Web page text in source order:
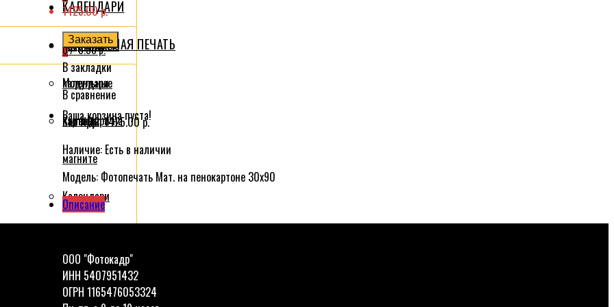
КАЛЕНДАРИ
Квартальные
календари
Календари на
магните
Календари
Календарь
ИНТЕРЬЕРНАЯ ПЕЧАТЬ
Модульные
картины
0/ 0.00 р.
Ваша корзина пуста!
1425.00 р.
Заказать
В закладки
В сравнение
Без НДС:1425.00 р.
Наличие: Есть в наличии
Модель: Фотопечать Мат. на пенокартоне 30x90
Описание
ООО "Фотокадр"
ИНН 5407951432
ОГРН 1165476053324